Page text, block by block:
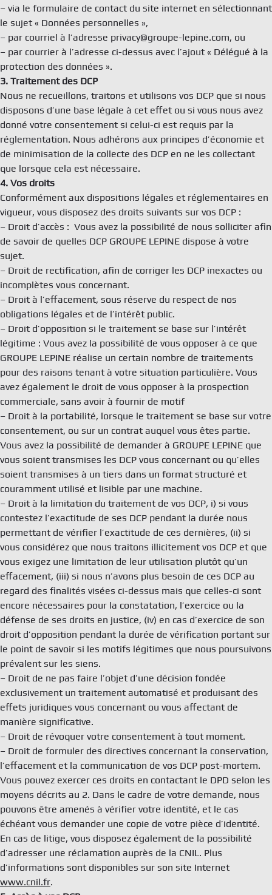
– via le formulaire de contact du site internet en sélectionnant
le sujet « Données personnelles »,
– par courriel à l’adresse privacy@groupe-lepine.com, ou
– par courrier à l’adresse ci-dessus avec l’ajout « Délégué à la
protection des données ».
3. Traitement des DCP
Nous ne recueillons, traitons et utilisons vos DCP que si nous
disposons d’une base légale à cet effet ou si vous nous avez
donné votre consentement si celui-ci est requis par la
réglementation. Nous adhérons aux principes d’économie et
de minimisation de la collecte des DCP en ne les collectant
que lorsque cela est nécessaire.
4. Vos droits
Conformément aux dispositions légales et réglementaires en
vigueur, vous disposez des droits suivants sur vos DCP :
– Droit d’accès : Vous avez la possibilité de nous solliciter afin
de savoir de quelles DCP GROUPE LEPINE dispose à votre
sujet.
– Droit de rectification, afin de corriger les DCP inexactes ou
incomplètes vous concernant.
– Droit à l’effacement, sous réserve du respect de nos
obligations légales et de l’intérêt public.
– Droit d’opposition si le traitement se base sur l’intérêt
légitime : Vous avez la possibilité de vous opposer à ce que
GROUPE LEPINE réalise un certain nombre de traitements
pour des raisons tenant à votre situation particulière. Vous
avez également le droit de vous opposer à la prospection
commerciale, sans avoir à fournir de motif
– Droit à la portabilité, lorsque le traitement se base sur votre
consentement, ou sur un contrat auquel vous êtes partie.
Vous avez la possibilité de demander à GROUPE LEPINE que
vous soient transmises les DCP vous concernant ou qu’elles
soient transmises à un tiers dans un format structuré et
couramment utilisé et lisible par une machine.
– Droit à la limitation du traitement de vos DCP, i) si vous
contestez l’exactitude de ses DCP pendant la durée nous
permettant de vérifier l’exactitude de ces dernières, (ii) si
vous considérez que nous traitons illicitement vos DCP et que
vous exigez une limitation de leur utilisation plutôt qu’un
effacement, (iii) si nous n’avons plus besoin de ces DCP au
regard des finalités visées ci-dessus mais que celles-ci sont
encore nécessaires pour la constatation, l’exercice ou la
défense de ses droits en justice, (iv) en cas d’exercice de son
droit d’opposition pendant la durée de vérification portant sur
le point de savoir si les motifs légitimes que nous poursuivons
prévalent sur les siens.
– Droit de ne pas faire l’objet d’une décision fondée
exclusivement un traitement automatisé et produisant des
effets juridiques vous concernant ou vous affectant de
manière significative.
– Droit de révoquer votre consentement à tout moment.
– Droit de formuler des directives concernant la conservation,
l’effacement et la communication de vos DCP post-mortem.
Vous pouvez exercer ces droits en contactant le DPD selon les
moyens décrits au 2. Dans le cadre de votre demande, nous
pouvons être amenés à vérifier votre identité, et le cas
échéant vous demander une copie de votre pièce d’identité.
En cas de litige, vous disposez également de la possibilité
d’adresser une réclamation auprès de la CNIL. Plus
d’informations sont disponibles sur son site Internet
www.cnil.fr.